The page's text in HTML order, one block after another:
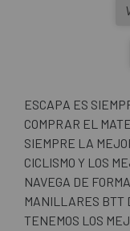
ESCAPA ES
COMPRAR EL
SIEMPRE LA
CICLISMO Y LOS
NAVEGA DE
MANILLARES BTT
TENEMOS LOS